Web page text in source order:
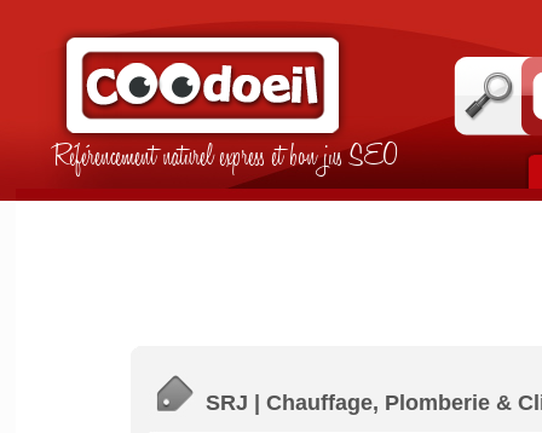
Référencement naturel express et bon jus SEO
SRJ | Chauffage, Plomberie &